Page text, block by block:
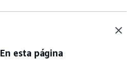
En esta página